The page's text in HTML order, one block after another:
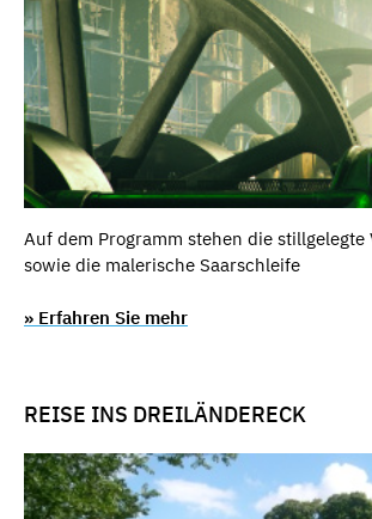
Auf dem Programm stehen die
sowie die malerische Saarschleife
» Erfahren Sie mehr
REISE INS DREILÄNDERECK